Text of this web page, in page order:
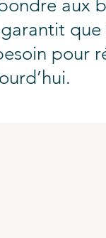
aux
pour